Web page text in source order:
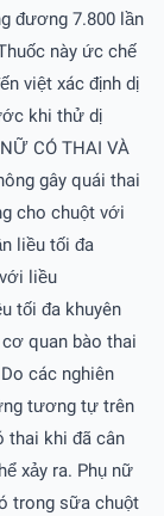
đương 7.800 lần
này ức chế
việt xác định dị
khi thử dị
CÓ THAI VÀ
gây quái thai
cho chuột với
liều tối đa
liều
tối đa khuyên
quan bào thai
các nghiên
tương tự trên
thai khi đã cân
xảy ra. Phụ nữ
trong sữa chuột